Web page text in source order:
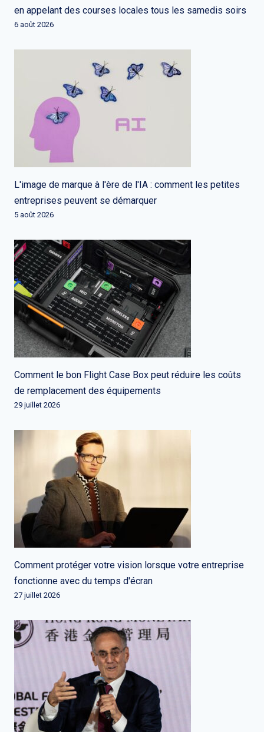
en appelant des courses locales tous les samedis soirs
6 août 2026
L'image de marque à l'ère de l'IA : comment les petites
entreprises peuvent se démarquer
5 août 2026
Comment le bon Flight Case Box peut réduire les coûts
de remplacement des équipements
29 juillet 2026
Comment protéger votre vision lorsque votre entreprise
fonctionne avec du temps d'écran
27 juillet 2026